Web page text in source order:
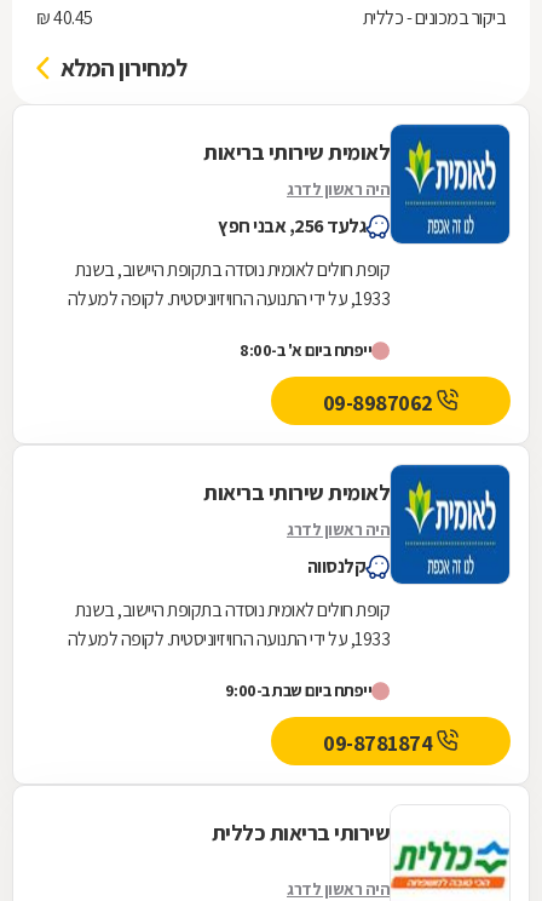
ביקור במכונים - כללית
40.45 ₪
למחירון המלא
לאומית שירותי בריאות
היה ראשון לדרג
גלעד 256, אבני חפץ
קופת חולים לאומית נוסדה בתקופת היישוב, בשנת
1933, על ידי התנועה הרוויזיוניסטית. לקופה למעלה
אחת...ייפתח ביום א' ב-8:00
09-8987062
לאומית שירותי בריאות
היה ראשון לדרג
קלנסווה
קופת חולים לאומית נוסדה בתקופת היישוב, בשנת
1933, על ידי התנועה הרוויזיוניסטית. לקופה למעלה
אחת...ייפתח ביום שבת ב-9:00
09-8781874
שירותי בריאות כללית
היה ראשון לדרג